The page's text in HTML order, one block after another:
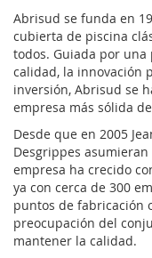
Abrisud se funda en
cubierta de piscina
todos. Guiada por
calidad, la innovación
inversión, Abrisud se
empresa más sólida
Desde que en 2005
Desgrippes
empresa ha crecido
ya con cerca de 300
puntos de fabricación
preocupación del
mantener la calidad.